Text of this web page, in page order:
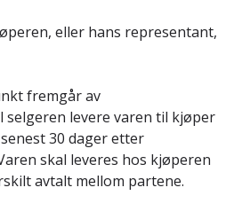
eller hans representant,
fremgår av
selgeren levere varen til kjøper
30 dager etter
skal leveres hos kjøperen
avtalt mellom partene.